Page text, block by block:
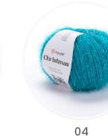
04